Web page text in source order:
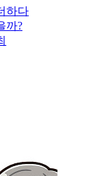
하다
까?